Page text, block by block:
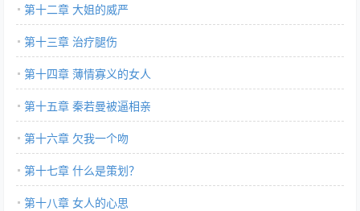
第十二章 大姐的威严
第十三章 治疗腿伤
第十四章 薄情寡义的女人
第十五章 秦若曼被逼相亲
第十六章 欠我一个吻
第十七章 什么是策划？
第十八章 女人的心思